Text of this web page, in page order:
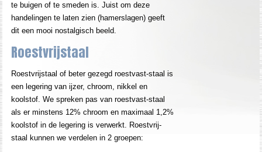
te buigen of te smeden is. Juist om deze
handelingen te laten zien (hamerslagen) geeft
dit een mooi nostalgisch beeld.
Roestvrijstaal
Roestvrijstaal of beter gezegd roestvast-staal is
een legering van ijzer, chroom, nikkel en
koolstof. We spreken pas van roestvast-staal
als er minstens 12% chroom en maximaal 1,2%
koolstof in de legering is verwerkt. Roestvrij-
staal kunnen we verdelen in 2 groepen: